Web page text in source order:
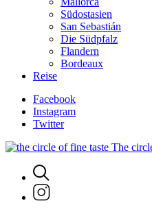
Südostasien
San Sebastián
Die Südpfalz
Flandern
Bordeaux
Reise
Facebook
Instagram
Twitter
The